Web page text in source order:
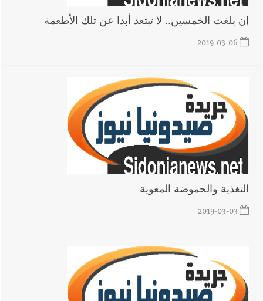
أخبار لبنان
مؤسسة مياه لبنان الجنوبي : جيش العدوالاسرائيلي
يستهدف فرق المؤسسة أثناء عملهم في عيتا الجبل
أخبار لبنان
بهية الحريري تقدم بإسم الرئيس سعد الحريري التعازي
بوفاة الراحل ميشال معلولي
أخبار لبنان الجيش اللبناني : إصابة أحد العسكريين بجروح طفيفة
اللبناني خلال عملها في المنصوري ومعلومات أولية عن اصابة أحد
العسكريين
إن بلغت الخمسين.. لا تبتعد أبدا عن تلك الأطعمة
2019-03-06
التغذية والحموضة المعوية
2019-03-03